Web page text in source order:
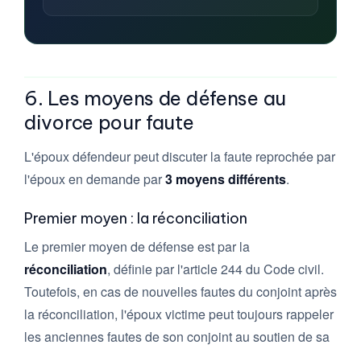
6. Les moyens de défense au
divorce pour faute
L'époux défendeur peut discuter la faute reprochée par
l'époux en demande par3 moyens différents.
Premier moyen : la réconciliation
Le premier moyen de défense est par la
réconciliation, définie par l'article 244 du Code civil.
Toutefois, en cas de nouvelles fautes du conjoint après
la réconciliation, l'époux victime peut toujours rappeler
les anciennes fautes de son conjoint au soutien de sa